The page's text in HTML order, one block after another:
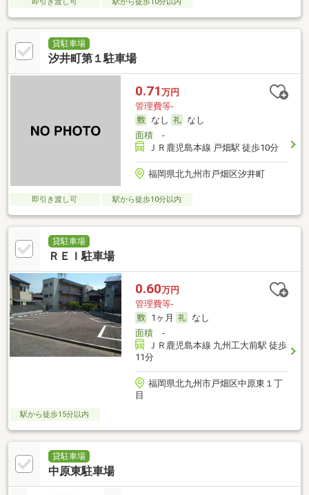
即引き渡し可 駅から徒歩10分以内
貸駐車場
汐井町第１駐車場
0.71 万円
管理費等-
なし
なし
面積-
ＪＲ鹿児島本線 戸畑駅 徒歩10分
福岡県北九州市戸畑区汐井町
即引き渡し可 駅から徒歩10分以内
貸駐車場
ＲＥＩ駐車場
0.60万円
管理費等-
1ヶ月
なし
面積-
ＪＲ鹿児島本線 九州工大前駅 徒歩
11分
福岡県北九州市戸畑区中原東１丁
目
駅から徒歩15分以内
貸駐車場
中原東駐車場